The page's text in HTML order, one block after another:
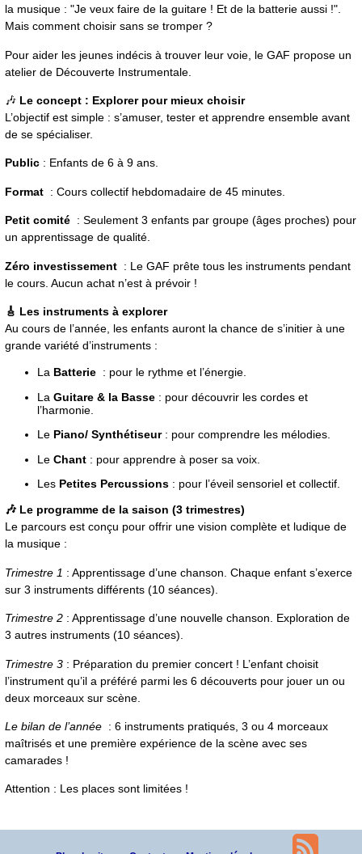
la musique : "Je veux faire de la guitare ! Et de la batterie aussi !".
Mais comment choisir sans se tromper ?
Pour aider les jeunes indécis à trouver leur voie, le GAF propose un
atelier de Découverte Instrumentale.
🎶 Le concept : Explorer pour mieux choisir
L’objectif est simple : s’amuser, tester et apprendre ensemble avant
de se spécialiser.
Public : Enfants de 6 à 9 ans.
Format : Cours collectif hebdomadaire de 45 minutes.
Petit comité : Seulement 3 enfants par groupe (âges proches) pour
un apprentissage de qualité.
Zéro investissement : Le GAF prête tous les instruments pendant
le cours. Aucun achat n’est à prévoir !
🎸 Les instruments à explorer
Au cours de l’année, les enfants auront la chance de s’initier à une
grande variété d’instruments :
La Batterie : pour le rythme et l’énergie.
La Guitare & la Basse : pour découvrir les cordes et
l’harmonie.
Le Piano/ Synthétiseur: pour comprendre les mélodies.
Le Chant : pour apprendre à poser sa voix.
Les Petites Percussions : pour l’éveil sensoriel et collectif.
🎶 Le programme de la saison (3 trimestres)
Le parcours est conçu pour offrir une vision complète et ludique de
la musique :
Trimestre 1 : Apprentissage d’une chanson. Chaque enfant s’exerce
sur 3 instruments différents (10 séances).
Trimestre 2 : Apprentissage d’une nouvelle chanson. Exploration de
3 autres instruments (10 séances).
Trimestre 3 : Préparation du premier concert ! L’enfant choisit
l’instrument qu’il a préféré parmi les 6 découverts pour jouer un ou
deux morceaux sur scène.
Le bilan de l’année : 6 instruments pratiqués, 3 ou 4 morceaux
maîtrisés et une première expérience de la scène avec ses
camarades !
Attention : Les places sont limitées !